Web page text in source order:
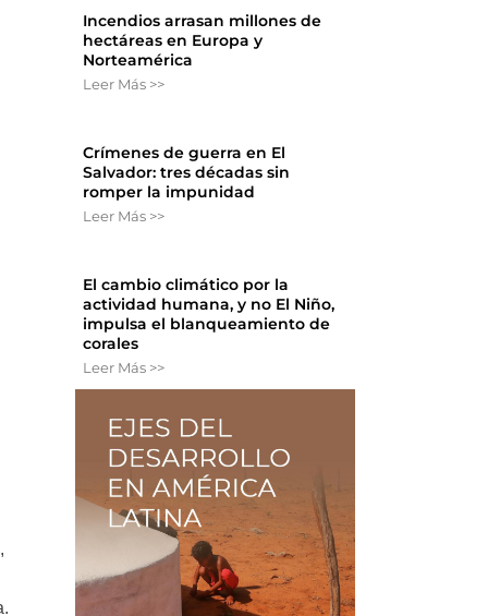
Incendios arrasan millones de
hectáreas en Europa y
Norteamérica
Leer Más >>
Crímenes de guerra en El
Salvador: tres décadas sin
romper la impunidad
Leer Más >>
El cambio climático por la
actividad humana, y no El Niño,
impulsa el blanqueamiento de
corales
Leer Más >>